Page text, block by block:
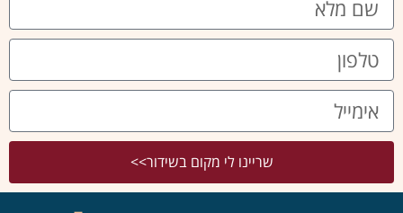
שריינו לי מקום בשידור>>